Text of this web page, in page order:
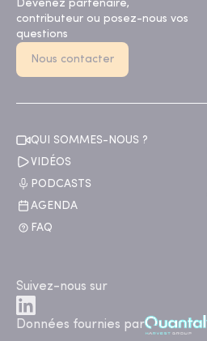
Devenez partenaire,
contributeur ou posez-nous vos
questions
Nous contacter
QUI SOMMES-NOUS ?
VIDÉOS
PODCASTS
AGENDA
FAQ
Suivez-nous sur
Données fournies par